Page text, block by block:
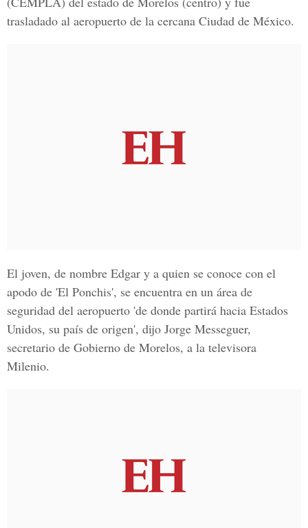
trasladado al aeropuerto de la cercana Ciudad de México.
El joven, de nombre Edgar y a quien se conoce con el
apodo de 'El Ponchis', se encuentra en un área de
seguridad del aeropuerto 'de donde partirá hacia Estados
Unidos, su país de origen', dijo Jorge Messeguer,
secretario de Gobierno de Morelos, a la televisora
Milenio.